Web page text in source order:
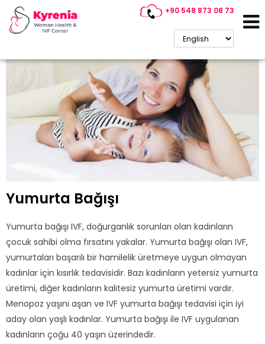
+90 548 873 08 73
Kıbrıs Yumurta Donasyonu
Yumurta Bağışı
Yumurta bağışı IVF, doğurganlık sorunları olan kadınların
çocuk sahibi olma fırsatını yakalar. Yumurta bağışı olan IVF,
yumurtaları başarılı bir hamilelik üretmeye uygun olmayan
kadınlar için kısırlık tedavisidir. Bazı kadınların yetersiz yumurta
üretimi, diğer kadınların kalitesiz yumurta üretimi vardır.
Menopoz yaşını aşan ve IVF yumurta bağışı tedavisi için iyi
aday olan yaşlı kadınlar. Yumurta bağışı ile IVF uygulanan
kadınların çoğu 40 yaşın üzerindedir.